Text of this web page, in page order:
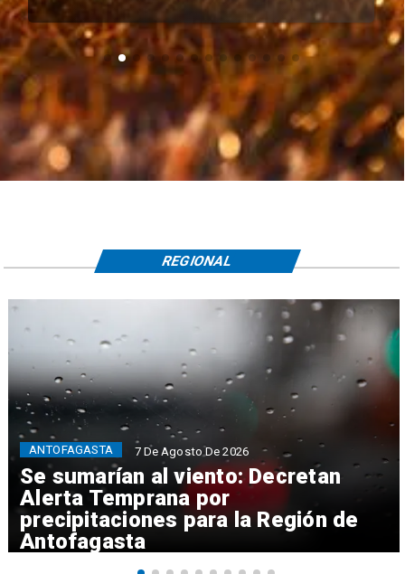
Se sumarían al viento: Decretan
Alerta Temprana por
precipitaciones para la Región de
Antofagasta
ANTOFAGASTA 7 De Agosto De 2026
REGIONAL